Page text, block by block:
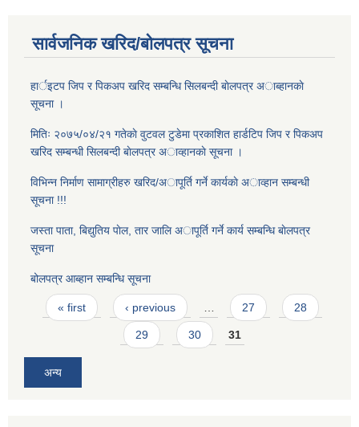
सार्वजनिक खरिद/बोलपत्र सूचना
हार्इटप जिप र पिकअप खरिद सम्बन्धि सिलबन्दी बाेलपत्र अाब्हानकाे
सूचना ।
मितिः २०७५/०४/२१ गतेकाे वुटवल टुडेमा प्रकाशित हार्डटिप जिप र पिकअप
खरिद सम्बन्धी सिलबन्दी बाेलपत्र अाव्हानकाे सूचना ।
विभिन्न निर्माण सामाग्रीहरु खरिद/अापूर्ति गर्ने कार्यकाे अाव्हान सम्बन्धी
सूचना !!!
जस्ता पाता, बिद्युतिय पाेल, तार जालि अापूर्ति गर्ने कार्य सम्बन्धि बाेलपत्र
सूचना
बोलपत्र आब्हान सम्बन्धि सूचना
Pages
« first ‹ previous … 27 28
29 30 31
अन्य